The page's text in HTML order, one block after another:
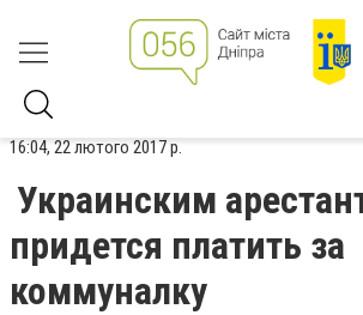
16:04, 22 лютого 2017 р.
Украинским
придется платить за
коммуналку